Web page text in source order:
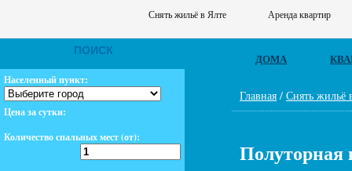
Снять жильё в Ялте Аренда квартир
ДОМА
Главная / Снять жильё
ПОИСК
Населенный пункт:
Цена за сутки:
Количество спальных мест (от):